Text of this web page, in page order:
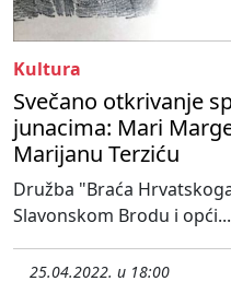
Kultura
Svečano otkrivanje
junacima: Mari
Marijanu Terziću
Družba "Braća
Slavonskom Brodu i opći...
25.04.2022. u 18:00